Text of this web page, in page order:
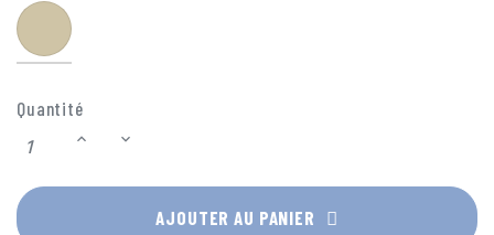
Quantité
AJOUTER AU PANIER